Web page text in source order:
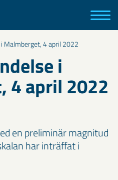
Malmberget, 4 april 2022
i
4 april 2022
en preliminär magnitud
har inträffat i